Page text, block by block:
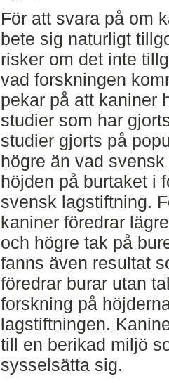
För att svara på om
bete sig naturligt
risker om det inte
vad forskningen
pekar på att kaniner
studier som har
studier gjorts på
högre än vad
höjden på burtaket i
svensk lagstiftning.
kaniner föredrar
och högre tak på
fanns även resultat
föredrar burar utan
forskning på
lagstiftningen.
till en berikad miljö
sysselsätta sig.